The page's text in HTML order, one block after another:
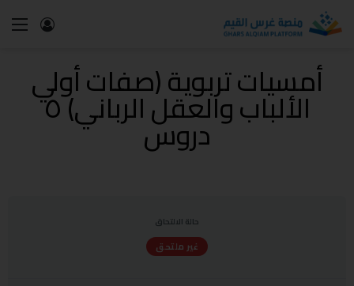
أمسيات تربوية (صفات أولي
الألباب والعقل الرباني) ٥
دروس
حالة الالتحاق
غير ملتحق